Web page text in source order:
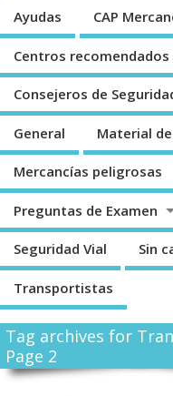
Ayudas CAP
Centros recomendados
Consejeros de
General Material
Mercancí­as peligrosas
Preguntas de Examen
Seguridad Vial Sin
Transportistas
Tag archives for
Page 2